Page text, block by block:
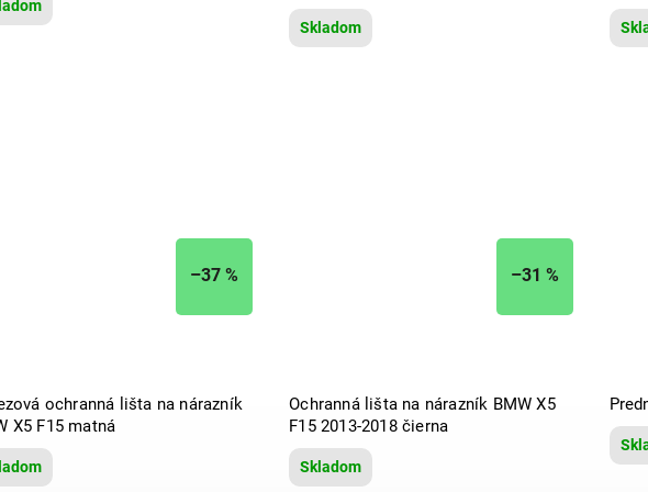
Skladom
–37 %
ochranná lišta na nárazník
X5 F15 matná
–31 %
Ochranná lišta na nárazník BMW X5
F15 2013-2018 čierna
Skladom